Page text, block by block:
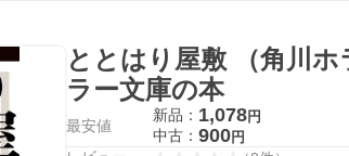
ととはり屋敷 （角川
ラー文庫の本
最安値
新品： 1,078円
中古： 900円